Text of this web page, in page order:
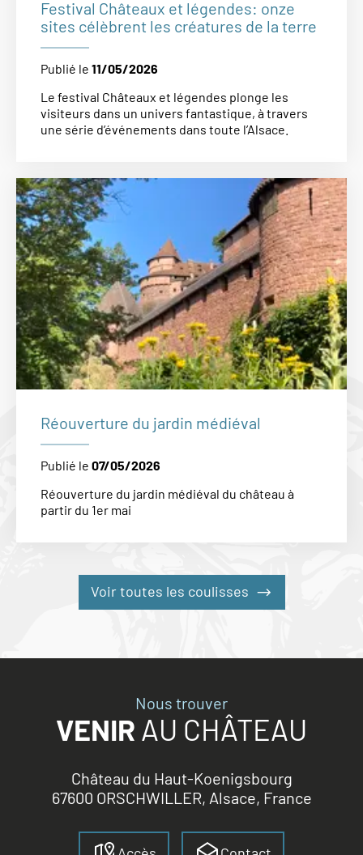
Festival Châteaux et légendes: onze
sites célèbrent les créatures de la terre
Publié le 11/05/2026
Le festival Châteaux et légendes plonge les
visiteurs dans un univers fantastique, à travers
une série d’événements dans toute l’Alsace.
Réouverture du jardin médiéval
Publié le 07/05/2026
Réouverture du jardin médiéval du château à
partir du 1er mai
Voir toutes les coulisses
Nous trouver
VENIR AU CHÂTEAU
Château du Haut-Koenigsbourg
67600 ORSCHWILLER, Alsace, France